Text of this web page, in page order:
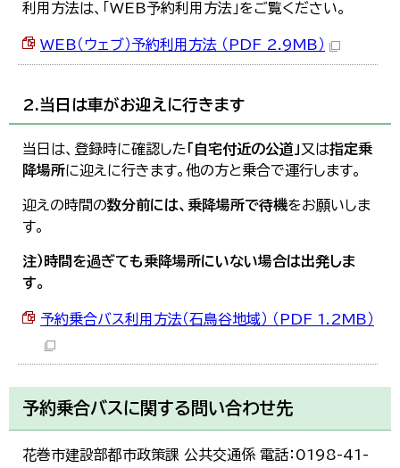
利用方法は、「WEB予約利用方法」をご覧ください。
WEB（ウェブ）予約利用方法 （PDF 2.9MB）
2.当日は車がお迎えに行きます
当日は、登録時に確認した 「自宅付近の公道」又は指定乗
降場所に迎えに行きます。他の方と乗合で運行します。
迎えの時間の数分前には、乗降場所で待機をお願いしま
す。
注）時間を過ぎても乗降場所にいない場合は出発しま
す。
予約乗合バス利用方法（石鳥谷地域） （PDF 1.2MB）
予約乗合バスに関する問い合わせ先
花巻市建設部都市政策課 公共交通係 電話：0198-41-